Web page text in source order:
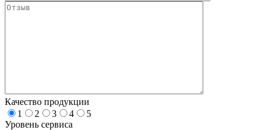
Качество продукции
1
2 3 4
5
Уровень сервиса